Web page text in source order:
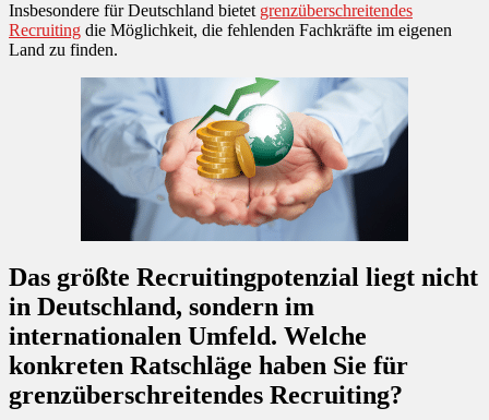
Insbesondere für Deutschland bietet grenzüberschreitendes
Recruiting die Möglichkeit, die fehlenden Fachkräfte im eigenen
Land zu finden.
Das größte Recruitingpotenzial liegt nicht
in Deutschland, sondern im
internationalen Umfeld. Welche
konkreten Ratschläge haben Sie für
grenzüberschreitendes Recruiting?